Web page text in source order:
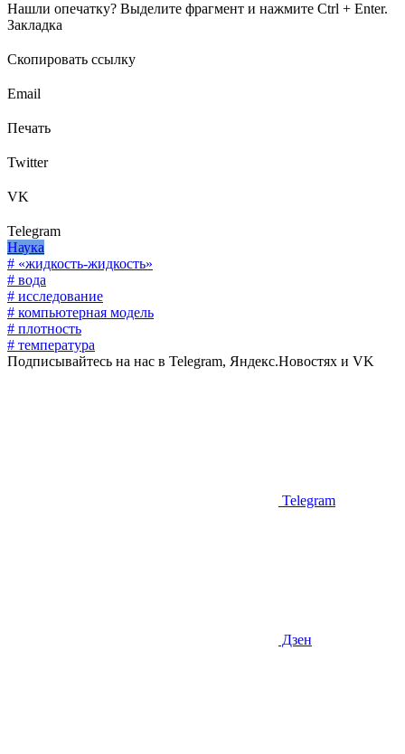
Нашли опечатку? Выделите фрагмент и нажмите Ctrl + Enter.
Закладка
Скопировать ссылку
Email
Печать
Twitter
VK
Telegram
Наука
# «жидкость-жидкость»
# вода
# исследование
# компьютерная модель
# плотность
# температура
Подписывайтесь на нас в Telegram, Яндекс.Новостях и VK
Telegram
Дзен